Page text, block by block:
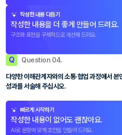
작성한 내용 다듬기
작성한 내용을 더 좋게 만들어 드려요.
구조와 표현을 구체적으로 개선해 드려요.
Q Question 04.
다양한 이해관계자와의 소통·협업 과정에서
성과를 서술해 주십시오.
빠르게 시작하기
작성한 내용이 없어도 괜찮아요.
AI로 문항에 맞게 초안을 만들어 드려요.